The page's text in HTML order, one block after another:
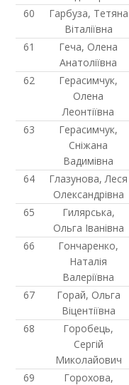
Гарбуза, Тетяна
Віталіївна
Геча, Олена
Анатоліївна
Герасимчук,
Олена
Леонтіївна
Герасимчук,
Сніжана
Вадимівна
Глазунова, Леся
Олександрівна
Гилярська,
Ольга Іванівна
Гончаренко,
Наталія
Валеріївна
Горай, Ольга
Віцентіївна
Горобець,
Сергій
Миколайович
Горохова,